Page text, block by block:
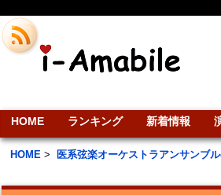
HOME ランキング 新着情報
HOME > 医系弦楽オーケストラアンサンブ